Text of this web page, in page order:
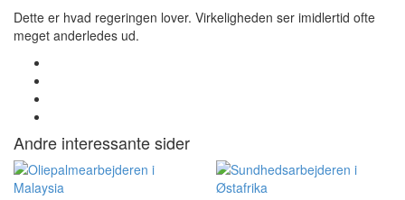
Dette er hvad regeringen lover. Virkeligheden ser imidlertid ofte
meget anderledes ud.
Andre interessante sider